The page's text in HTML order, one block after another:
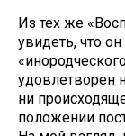
Из тех же
увидеть, что
удовлетворен
ни
положении